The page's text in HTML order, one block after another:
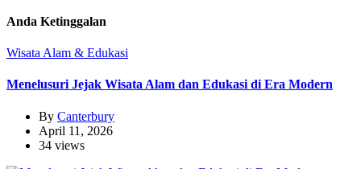
Anda Ketinggalan
Wisata Alam & Edukasi
Menelusuri Jejak Wisata Alam dan Edukasi di Era Modern
By Canterbury
April 11, 2026
34 views